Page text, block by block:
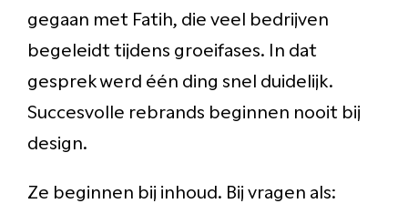
gegaan met Fatih, die veel bedrijven
begeleidt tijdens groeifases. In dat
gesprek werd één ding snel duidelijk.
Succesvolle rebrands beginnen nooit bij
design.
Ze beginnen bij inhoud. Bij vragen als: